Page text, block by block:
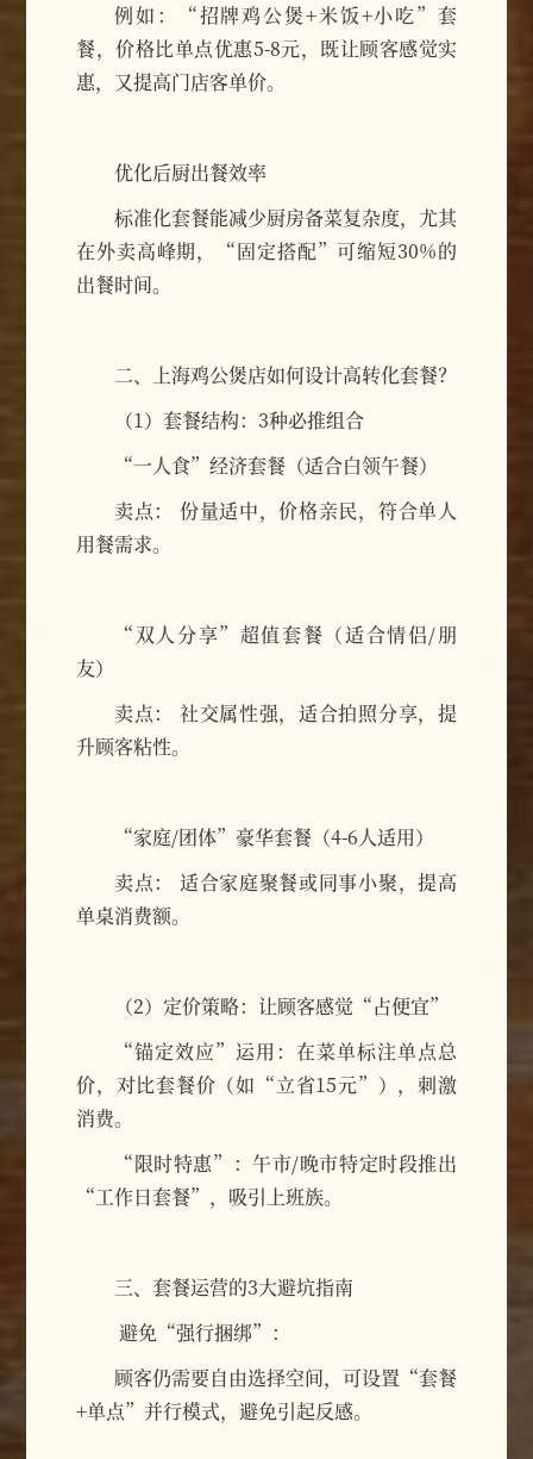
例如：“招牌鸡公煲+米饭+小吃”套
餐，价格比单点优惠5-8元，既让顾客感觉实
惠，又提高门店客单价。
优化后厨出餐效率
标准化套餐能减少厨房备菜复杂度，尤其
在外卖高峰期，“固定搭配”可缩短30%的
出餐时间。
二、上海鸡公煲店如何设计高转化套餐？
（1）套餐结构：3种必推组合
“一人食”经济套餐（适合白领午餐）
卖点： 份量适中，价格亲民，符合单人
用餐需求。
“双人分享”超值套餐（适合情侣/朋
友）
卖点： 社交属性强，适合拍照分享，提
升顾客粘性。
“家庭/团体”豪华套餐（4-6人适用）
卖点： 适合家庭聚餐或同事小聚，提高
单桌消费额。
（2）定价策略：让顾客感觉“占便宜”
“锚定效应”运用：在菜单标注单点总
价，对比套餐价（如“立省15元”），刺激
消费。
“限时特惠”：午市/晚市特定时段推出
“工作日套餐”，吸引上班族。
三、套餐运营的3大避坑指南
避免“强行捆绑”：
顾客仍需要自由选择空间，可设置“套餐
+单点”并行模式，避免引起反感。